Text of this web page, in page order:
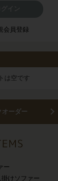
会員登録
は空です
オーダー
ー
掛けソファー